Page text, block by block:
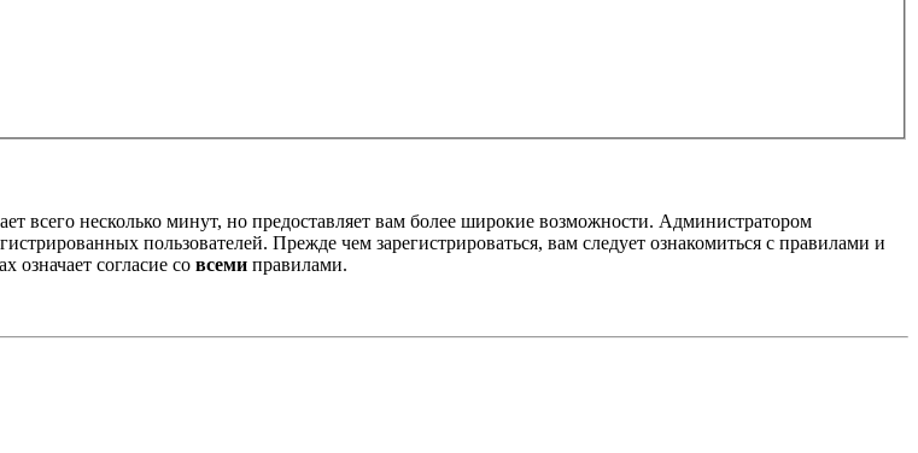
всего несколько минут, но предоставляет вам более широкие возможности. Администратором
пользователей. Прежде чем зарегистрироваться, вам следует ознакомиться с правилами и
согласие со всеми правилами.